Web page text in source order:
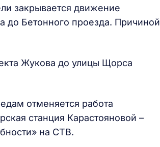
закрывается движение
до Бетонного проезда. Причиной
Жукова до улицы Щорса
отменяется работа
станция Карастояновой –
на СТВ.